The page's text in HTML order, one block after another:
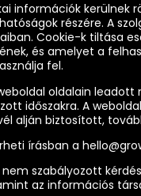
információk
részére. A
Cookie-k tiltása
és amelyet a
fel.
oldalain
időszakra. A
alján biztosított,
írásban a
szabályozott
az információs